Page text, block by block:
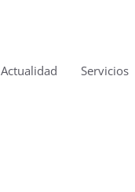
Actualidad Servicios